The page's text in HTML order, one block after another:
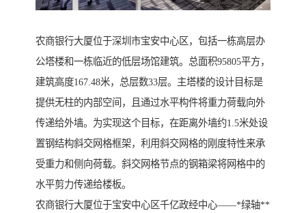
农商银行大厦位于深圳市宝安中心区，包括一栋高层办
公塔楼和一栋临近的低层场馆建筑。总面积95805平方，
建筑高度167.48米，总层数33层。主塔楼的设计目标是
提供无柱的内部空间，且通过水平构件将重力荷载向外
传递给外墙。为实现这个目标，在距离外墙约1.5米处设
置钢结构斜交网格框架，利用斜交网格的刚度特性来承
受重力和侧向荷载。斜交网格节点的钢箱梁将网格中的
水平剪力传递给楼板。
农商银行大厦位于宝安中心区千亿政经中心——*绿轴**